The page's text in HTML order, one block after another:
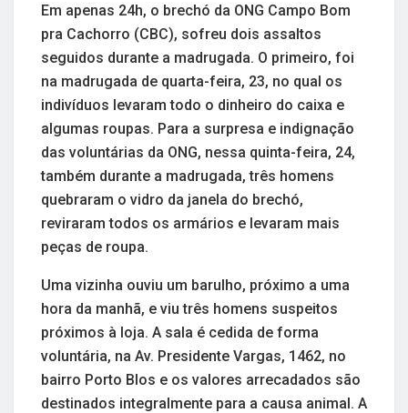
Em apenas 24h, o brechó da ONG Campo Bom
pra Cachorro (CBC), sofreu dois assaltos
seguidos durante a madrugada. O primeiro, foi
na madrugada de quarta-feira, 23, no qual os
indivíduos levaram todo o dinheiro do caixa e
algumas roupas. Para a surpresa e indignação
das voluntárias da ONG, nessa quinta-feira, 24,
também durante a madrugada, três homens
quebraram o vidro da janela do brechó,
reviraram todos os armários e levaram mais
peças de roupa.
Uma vizinha ouviu um barulho, próximo a uma
hora da manhã, e viu três homens suspeitos
próximos à loja. A sala é cedida de forma
voluntária, na Av. Presidente Vargas, 1462, no
bairro Porto Blos e os valores arrecadados são
destinados integralmente para a causa animal. A